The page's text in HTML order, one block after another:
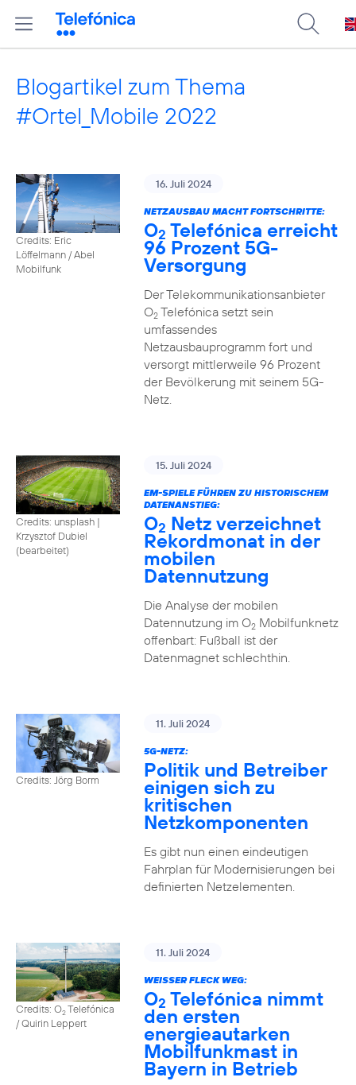
Blogartikel zum Thema
#Ortel_Mobile 2022
Credits: Eric
Löffelmann / Abel
Mobilfunk
16. Juli 2024
NETZAUSBAU MACHT FORTSCHRITTE:
O2 Telefónica erreicht
96 Prozent 5G-
Versorgung
Der Telekommunikationsanbieter
O2Telefónica setzt sein
umfassendes
Netzausbauprogramm fort und
versorgt mittlerweile 96 Prozent
der Bevölkerung mit seinem 5G-
Netz.
Credits: unsplash |
Krzysztof Dubiel
(bearbeitet)
15. Juli 2024
EM-SPIELE FÜHREN ZU HISTORISCHEM
DATENANSTIEG:
O2 Netz verzeichnet
Rekordmonat in der
mobilen
Datennutzung
Die Analyse der mobilen
Datennutzung im O2Mobilfunknetz
offenbart: Fußball ist der
Datenmagnet schlechthin.
Credits: Jörg Borm
11. Juli 2024
5G-NETZ:
Politik und Betreiber
einigen sich zu
kritischen
Netzkomponenten
Es gibt nun einen eindeutigen
Fahrplan für Modernisierungen bei
definierten Netzelementen.
Credits: O2Telefónica
/ Quirin Leppert
11. Juli 2024
WEISSER FLECK WEG:
O2 Telefónica nimmt
den ersten
energieautarken
Mobilfunkmast in
Bayern in Betrieb